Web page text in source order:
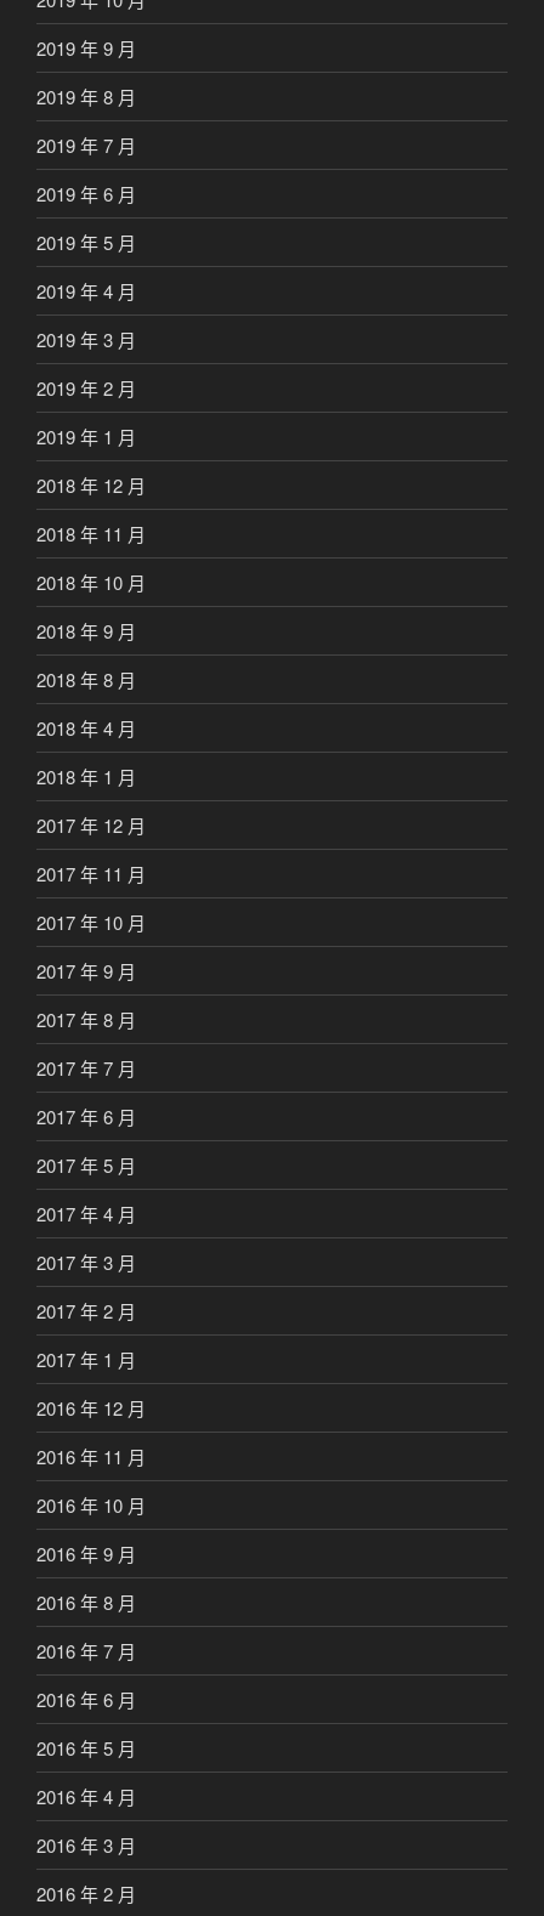
2019 年 9 月
2019 年 8 月
2019 年 7 月
2019 年 6 月
2019 年 5 月
2019 年 4 月
2019 年 3 月
2019 年 2 月
2019 年 1 月
2018 年 12 月
2018 年 11 月
2018 年 10 月
2018 年 9 月
2018 年 8 月
2018 年 4 月
2018 年 1 月
2017 年 12 月
2017 年 11 月
2017 年 10 月
2017 年 9 月
2017 年 8 月
2017 年 7 月
2017 年 6 月
2017 年 5 月
2017 年 4 月
2017 年 3 月
2017 年 2 月
2017 年 1 月
2016 年 12 月
2016 年 11 月
2016 年 10 月
2016 年 9 月
2016 年 8 月
2016 年 7 月
2016 年 6 月
2016 年 5 月
2016 年 4 月
2016 年 3 月
2016 年 2 月